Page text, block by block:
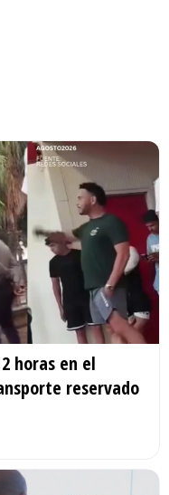
horas en el
reservado